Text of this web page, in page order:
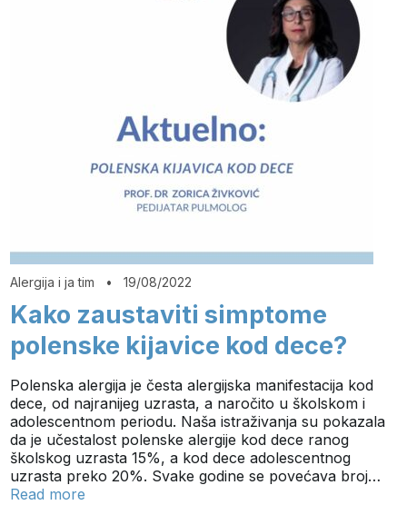
Alergija i ja tim •19/08/2022
Kako zaustaviti simptome
polenske kijavice kod dece?
Polenska alergija je česta alergijska manifestacija kod
dece, od najranijeg uzrasta, a naročito u školskom i
adolescentnom periodu. Naša istraživanja su pokazala
da je učestalost polenske alergije kod dece ranog
školskog uzrasta 15%, a kod dece adolescentnog
uzrasta preko 20%. Svake godine se povećava broj…
Read more